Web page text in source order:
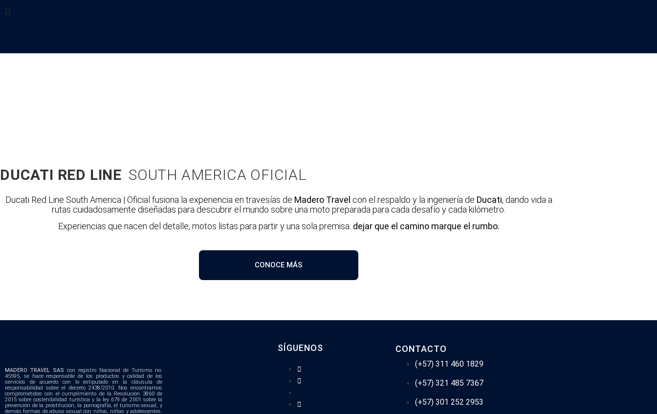
DUCATI RED LINE SOUTH AMERICA OFICIAL
Ducati Red Line South America | Oficial fusiona la experiencia en travesías de Madero Travel con el respaldo y la ingeniería de Ducati, dando vida a
rutas cuidadosamente diseñadas para descubrir el mundo sobre una moto preparada para cada desafío y cada kilómetro.
Experiencias que nacen del detalle, motos listas para partir y una sola premisa: dejar que el camino marque el rumbo.
CONOCE MÁS
MADERO TRAVEL SAS con registro Nacional de Turismo no.
45595, se hace responsable de los productos y calidad de los
servicios de acuerdo con lo estipulado en la cláusula de
responsabilidad sobre el decreto 2438/2010. Nos encontramos
comprometidos con el cumplimiento de la Resolución 3860 de
2015 sobre sostenibilidad turística y la ley 679 de 2001 sobre la
prevención de la prostitución, la pornografía, el turismo sexual, y
demás formas de abuso sexual con niños, niñas y adolescentes.
SÍGUENOS CONTACTO
(+57) 311 460 1829
(+57) 321 485 7367
(+57) 301 252 2953